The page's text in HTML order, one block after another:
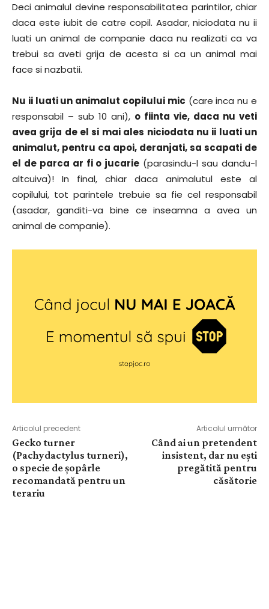
Deci animalul devine responsabilitatea parintilor, chiar
daca este iubit de catre copil. Asadar, niciodata nu ii
luati un animal de companie daca nu realizati ca va
trebui sa aveti grija de acesta si ca un animal mai
face si nazbatii.
Nu ii luati un animalut copilului mic (care inca nu e
responsabil – sub 10 ani), o fiinta vie, daca nu veti
avea grija de el si mai ales niciodata nu ii luati un
animalut, pentru ca apoi, deranjati, sa scapati de
el de parca ar fi o jucarie (parasindu-l sau dandu-l
altcuiva)! In final, chiar daca animalutul este al
copilului, tot parintele trebuie sa fie cel responsabil
(asadar, ganditi-va bine ce inseamna a avea un
animal de companie).
Articolul precedent
Gecko turner
(Pachydactylus turneri),
o specie de șopârle
recomandată pentru un
terariu
Articolul următor
Când ai un pretendent
insistent, dar nu ești
pregătită pentru
căsătorie